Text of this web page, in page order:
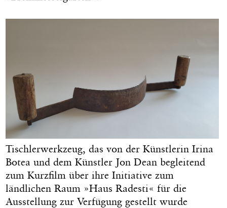
Tischlerwerkzeug, das von der Künstlerin Irina
Botea und dem Künstler Jon Dean begleitend
zum Kurzfilm über ihre Initiative zum
ländlichen Raum »Haus Radesti« für die
Ausstellung zur Verfügung gestellt wurde